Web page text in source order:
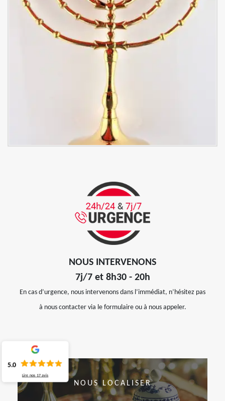
NOUS INTERVENONS
7j/7 et 8h30 - 20h
En cas d’urgence, nous intervenons dans l’immédiat, n’hésitez pas
à nous contacter via le formulaire ou à nous appeler.
NOUS LOCALISER
5.0
Lire nos 17 avis